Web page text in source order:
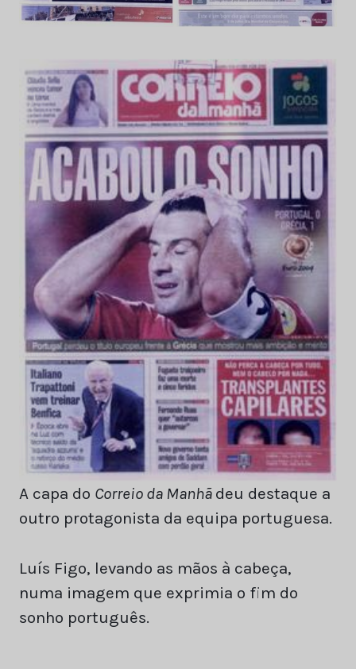
A capa do Correio da Manhã deu destaque a
outro protagonista da equipa portuguesa.
Luís Figo, levando as mãos à cabeça,
numa imagem que exprimia o fim do
sonho português.